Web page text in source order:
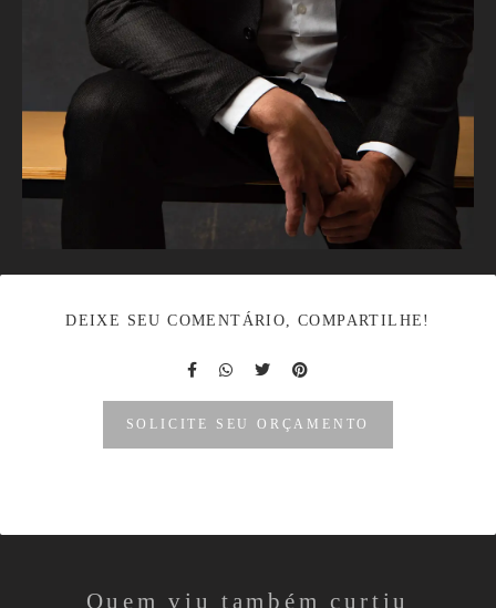
DEIXE SEU COMENTÁRIO, COMPARTILHE!
SOLICITE SEU ORÇAMENTO
Quem viu também curtiu